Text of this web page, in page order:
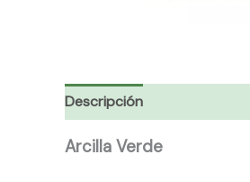
Descripción
Arcilla Verde